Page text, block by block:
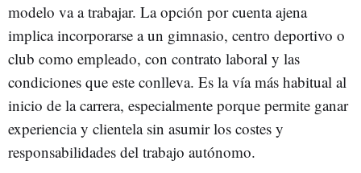
modelo va a trabajar. La opción por cuenta ajena
implica incorporarse a un gimnasio, centro deportivo o
club como empleado, con contrato laboral y las
condiciones que este conlleva. Es la vía más habitual al
inicio de la carrera, especialmente porque permite ganar
experiencia y clientela sin asumir los costes y
responsabilidades del trabajo autónomo.